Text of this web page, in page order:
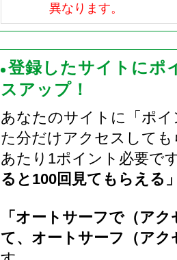
異なります。
登録したサイトにポ
スアップ！
あなたのサイトに「ポ
た分だけアクセスして
あたり1ポイント必要で
ると100回見てもらえる
「オートサーフで（ア
て、オートサーフ（ア